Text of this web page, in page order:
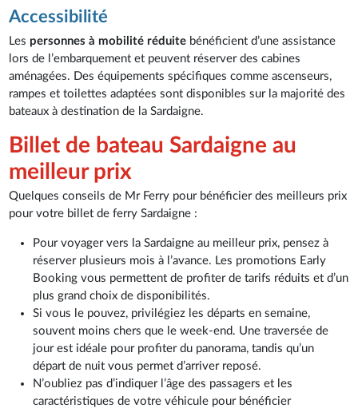
Accessibilité
Les personnes à mobilité réduite bénéficient d’une assistance
lors de l’embarquement et peuvent réserver des cabines
aménagées. Des équipements spécifiques comme ascenseurs,
rampes et toilettes adaptées sont disponibles sur la majorité des
bateaux à destination de la Sardaigne.
Billet de bateau Sardaigne au
meilleur prix
Quelques conseils de Mr Ferry pour bénéficier des meilleurs prix
pour votre billet de ferry Sardaigne :
Pour voyager vers la Sardaigne au meilleur prix, pensez à
réserver plusieurs mois à l’avance. Les promotions Early
Booking vous permettent de profiter de tarifs réduits et d’un
plus grand choix de disponibilités.
Si vous le pouvez, privilégiez les départs en semaine,
souvent moins chers que le week-end. Une traversée de
jour est idéale pour profiter du panorama, tandis qu’un
départ de nuit vous permet d’arriver reposé.
N’oubliez pas d’indiquer l’âge des passagers et les
caractéristiques de votre véhicule pour bénéficier